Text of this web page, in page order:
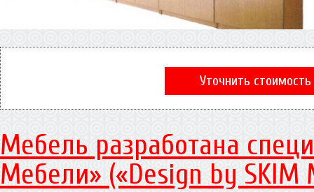
Уточнить стоимость
Мебель разработана
Мебели» («Design by SKIM